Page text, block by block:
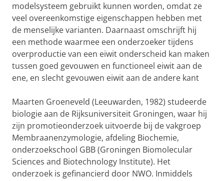
modelsysteem gebruikt kunnen worden, omdat ze
veel overeenkomstige eigenschappen hebben met
de menselijke varianten. Daarnaast omschrijft hij
een methode waarmee een onderzoeker tijdens
overproductie van een eiwit onderscheid kan maken
tussen goed gevouwen en functioneel eiwit aan de
ene, en slecht gevouwen eiwit aan de andere kant
Maarten Groeneveld (Leeuwarden, 1982) studeerde
biologie aan de Rijksuniversiteit Groningen, waar hij
zijn promotieonderzoek uitvoerde bij de vakgroep
Membraanenzymologie, afdeling Biochemie,
onderzoekschool GBB (Groningen Biomolecular
Sciences and Biotechnology Institute). Het
onderzoek is gefinancierd door NWO. Inmiddels